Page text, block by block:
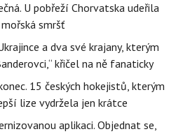
U pobřeží Chorvatska udeřila
mořská smršť
a dva své krajany, kterým
křičel na ně fanaticky
15 českých hokejistů, kterým
lize vydržela jen krátce
aplikaci. Objednat se,